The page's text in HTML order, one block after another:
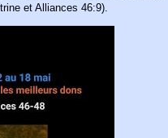
et Alliances 46:9).